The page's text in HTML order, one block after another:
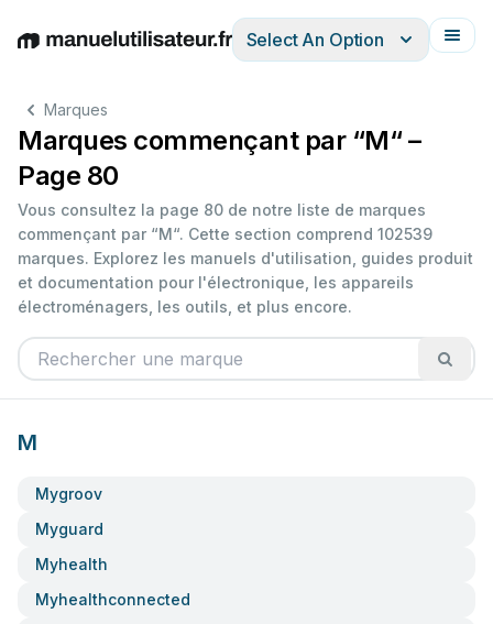
EnglishDeutschEspañolItalianoFrançais
Select An Option
Marques
Marques commençant par “M“ –
Page 80
Vous consultez la page 80 de notre liste de marques
commençant par “M“. Cette section comprend 102539
marques. Explorez les manuels d'utilisation, guides produit
et documentation pour l'électronique, les appareils
électroménagers, les outils, et plus encore.
M
Mygroov
Myguard
Myhealth
Myhealthconnected